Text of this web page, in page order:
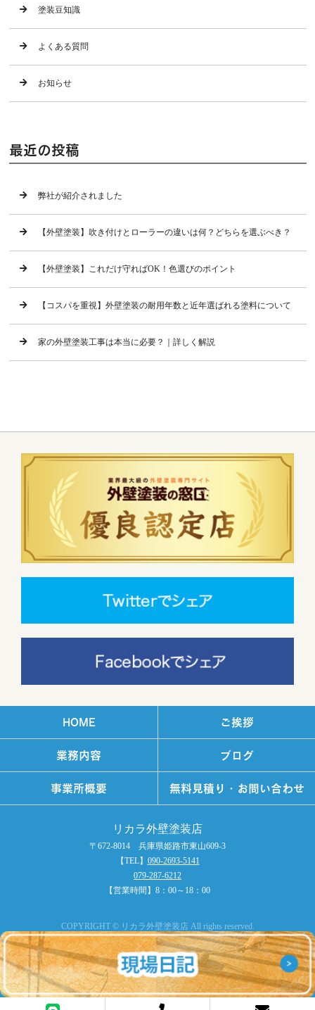
塗装豆知識
よくある質問
お知らせ
最近の投稿
弊社が紹介されました
【外壁塗装】吹き付けとローラーの違いは何？どちらを選ぶべき？
【外壁塗装】これだけ守ればOK！色選びのポイント
【コスパを重視】外壁塗装の耐用年数と近年選ばれる塗料について
家の外壁塗装工事は本当に必要？｜詳しく解説
HOME ご挨拶
業務内容 ブログ
事業所概要 無料見積り・お問い合わせ
リカラ外壁塗装店
〒672-8014 兵庫県姫路市東山609-3
【TEL】 090-2693-5141
079-287-6212
【営業時間】8：00～18：00
COPYRIGHT © リカラ外壁塗装店 All rights reserved.